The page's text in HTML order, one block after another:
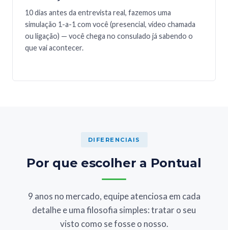
10 dias antes da entrevista real, fazemos uma
simulação 1-a-1 com você (presencial, vídeo chamada
ou ligação) — você chega no consulado já sabendo o
que vai acontecer.
DIFERENCIAIS
Por que escolher a Pontual
9 anos no mercado, equipe atenciosa em cada
detalhe e uma filosofia simples: tratar o seu
visto como se fosse o nosso.